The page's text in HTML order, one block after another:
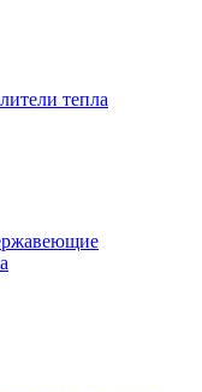
тепла